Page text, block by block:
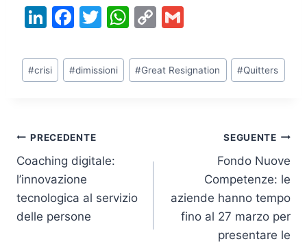
Li
k
e
F
c
e
o
k
T
itt
er
W
at
s
C
p
y
ai
l
Tag
articolo:
#crisi #dimissioni #Great Resignation #Quitters
Navigazione
articoli
PRECEDENTE
Coaching digitale:
l’innovazione
tecnologica al servizio
delle persone
SEGUENTE
Fondo Nuove
Competenze: le
aziende hanno tempo
fino al 27 marzo per
presentare le